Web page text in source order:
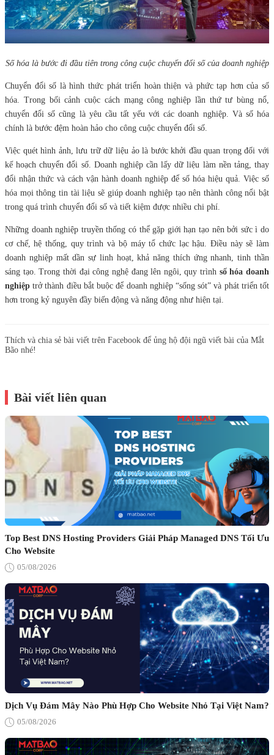
Số hóa là bước đi đầu tiên trong công cuộc chuyển đổi số của doanh nghiệp
Chuyển đổi số là hình thức phát triển hoàn thiện và phức tạp hơn của số
hóa. Trong bối cảnh cuộc cách mạng công nghiệp lần thứ tư bùng nổ,
chuyển đổi số cũng là yêu cầu tất yếu với các doanh nghiệp. Và số hóa
chính là bước đệm hoàn hảo cho công cuộc chuyển đổi số.
Việc quét hình ảnh, lưu trữ dữ liệu ảo là bước khởi đầu quan trọng đối với
kế hoạch chuyển đổi số. Doanh nghiệp cần lấy dữ liệu làm nền tảng, thay
đổi nhận thức và cách vận hành doanh nghiệp để số hóa hiệu quả. Việc số
hóa mọi thông tin tài liệu sẽ giúp doanh nghiệp tạo nên thành công nổi bật
trong quá trình chuyển đổi số và tiết kiệm được nhiều chi phí.
Những doanh nghiệp truyền thống có thể gặp giới hạn tạo nên bởi sức ì do
cơ chế, hệ thống, quy trình và bộ máy tổ chức lạc hậu. Điều này sẽ làm
doanh nghiệp mất dần sự linh hoạt, khả năng thích ứng nhanh, tinh thần
sáng tạo. Trong thời đại công nghệ đang lên ngôi, quy trình số hóa doanh
nghiệp trở thành điều bắt buộc để doanh nghiệp “sống sót” và phát triển tốt
hơn trong kỷ nguyên đầy biến động và năng động như hiện tại.
Thích và chia sẻ bài viết trên Facebook để ủng hộ đội ngũ viết bài của Mắt
Bão nhé!
Bài viết liên quan
Top Best DNS Hosting Providers Giải Pháp Managed DNS Tối Ưu
Cho Website
05/08/2026
Dịch Vụ Đám Mây Nào Phù Hợp Cho Website Nhỏ Tại Việt Nam?
05/08/2026